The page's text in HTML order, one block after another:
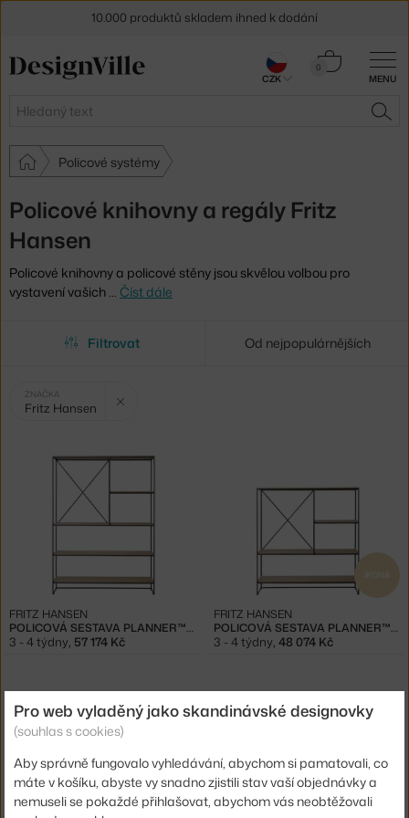
MENU
Hledat
0
Košík
Policové systémy
Policové knihovny a regály Fritz
Hansen
Policové knihovny a policové stěny jsou skvělou volbou pro
vystavení vašich … Číst dále
Filtrovat Od nejpopulárnějších
Vybrané
filtry:
ZNAČKA
Fritz Hansen
POLICOVÁ SESTAVA PLANNER™ MC520
FRITZ HANSEN
3 - 4 týdny 57 174 Kč
IKONA
POLICOVÁ SESTAVA PLANNER™ MC510
FRITZ HANSEN
3 - 4 týdny 48 074 Kč
10.000 produktů skladem ihned k dodání
Sleva 5 % pro odběratele
CZK
Pro web vyladěný jako skandinávské designovky
(souhlas s cookies)
Aby správně fungovalo vyhledávání, abychom si pamatovali, co
máte v košíku, abyste vy snadno zjistili stav vaší objednávky a
nemuseli se pokaždé přihlašovat, abychom vás neobtěžovali